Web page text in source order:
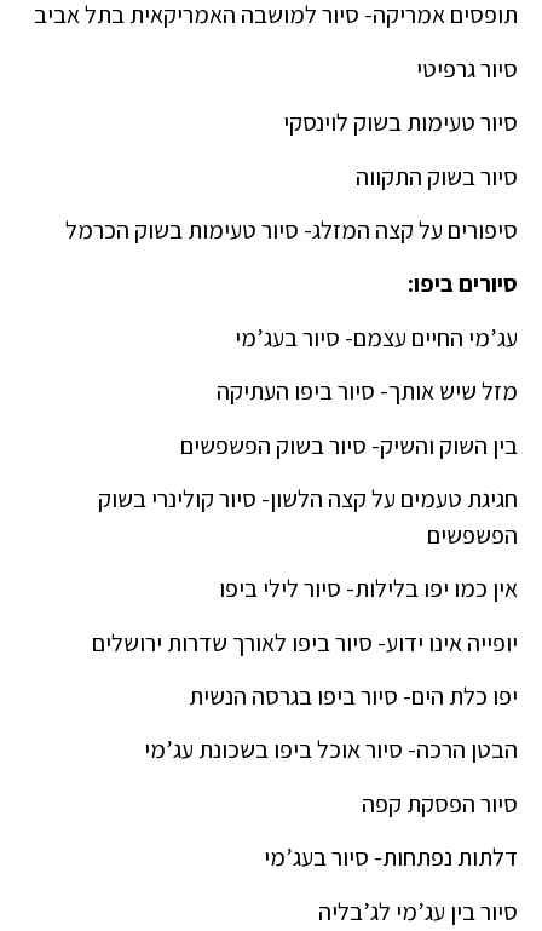
תופסים אמריקה- סיור למושבה האמריקאית בתל אביב
סיור גרפיטי
סיור טעימות בשוק לוינסקי
סיור בשוק התקווה
סיפורים על קצה המזלג- סיור טעימות בשוק הכרמל
סיורים ביפו:
עג’מי החיים עצמם- סיור בעג’מי
מזל שיש אותך- סיור ביפו העתיקה
בין השוק והשיק- סיור בשוק הפשפשים
חגיגת טעמים על קצה הלשון- סיור קולינרי בשוק
הפשפשים
אין כמו יפו בלילות- סיור לילי ביפו
יופייה אינו ידוע- סיור ביפו לאורך שדרות ירושלים
יפו כלת הים- סיור ביפו בגרסה הנשית
הבטן הרכה- סיור אוכל ביפו בשכונת עג’מי
סיור הפסקת קפה
דלתות נפתחות- סיור בעג’מי
סיור בין עג’מי לג’בליה